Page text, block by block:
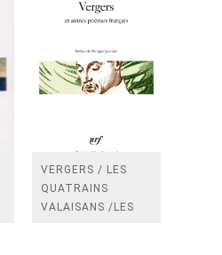
VERGERS / LES
QUATRAINS
VALAISANS /LES